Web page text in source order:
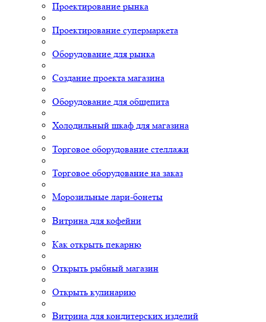
Проектирование рынка
Проектирование супермаркета
Оборудование для рынка
Создание проекта магазина
Оборудование для общепита
Холодильный шкаф для магазина
Торговое оборудование стеллажи
Торговое оборудование на заказ
Морозильные лари-бонеты
Витрина для кофейни
Как открыть пекарню
Открыть рыбный магазин
Открыть кулинарию
Витрина для кондитерских изделий